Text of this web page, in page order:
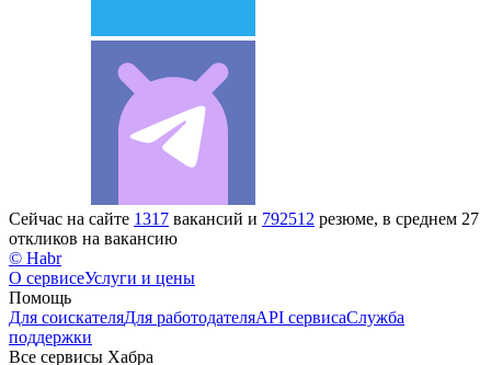
Сейчас на сайте 1317 вакансий и 792512 резюме, в среднем 27
откликов на вакансию
© Habr
О сервисеУслуги и цены
Помощь
Для соискателяДля работодателяAPI сервисаСлужба
поддержки
Все сервисы Хабра